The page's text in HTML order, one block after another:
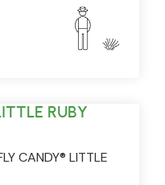
RUBY
CANDY® LITTLE